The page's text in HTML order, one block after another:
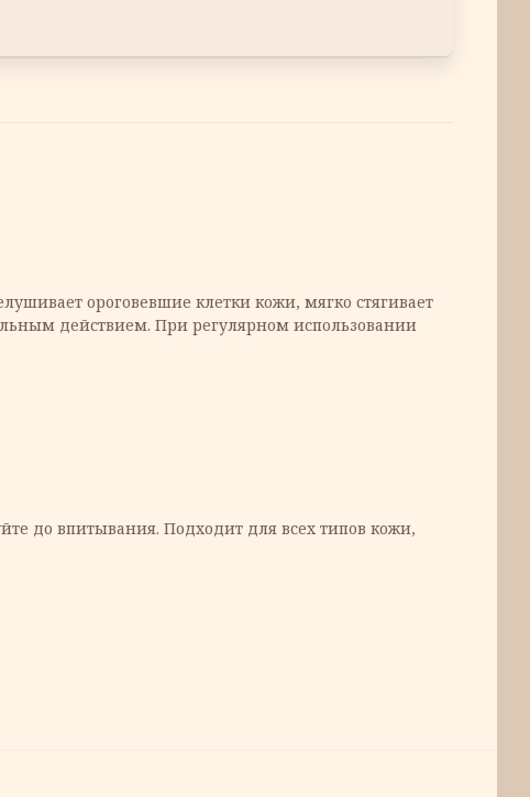
ороговевшие клетки кожи, мягко стягивает
действием. При регулярном использовании
до впитывания. Подходит для всех типов кожи,